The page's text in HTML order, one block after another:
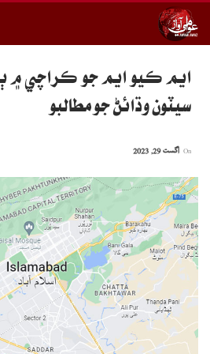
سيٽون وڌائڻ جو مطالبو
اگست 29, 2023